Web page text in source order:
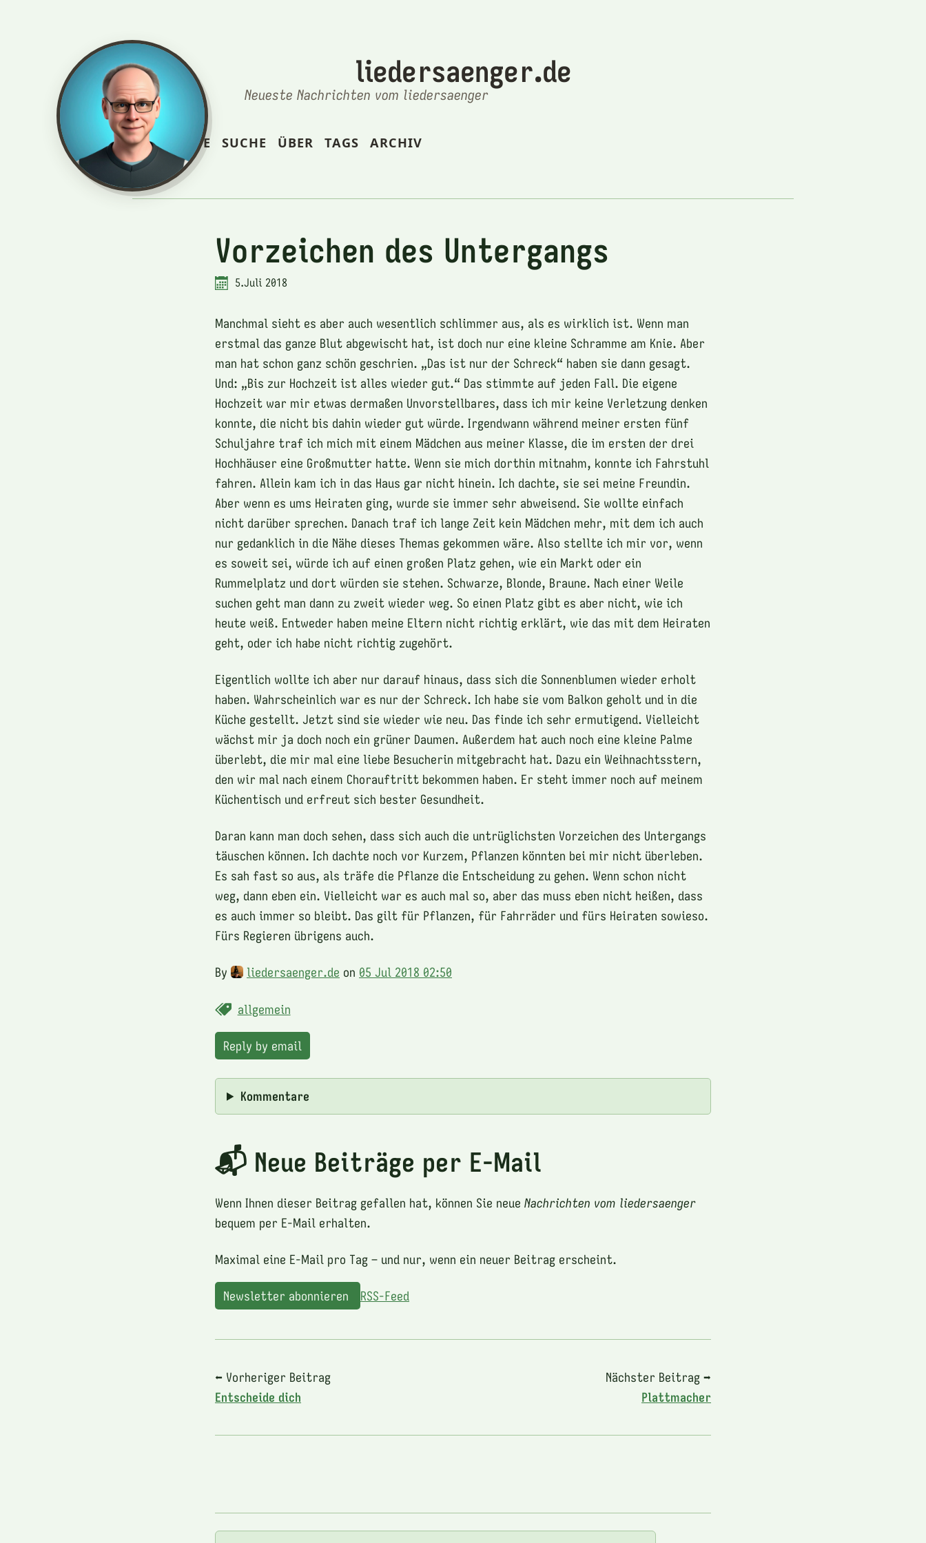
liedersaenger.de
Neueste Nachrichten vom liedersaenger
STARTSEITE SUCHE ÜBER TAGS ARCHIV
Vorzeichen des Untergangs
5.Juli 2018
Manchmal sieht es aber auch wesentlich schlimmer aus, als es wirklich ist. Wenn man
erstmal das ganze Blut abgewischt hat, ist doch nur eine kleine Schramme am Knie. Aber
man hat schon ganz schön geschrien. „Das ist nur der Schreck“ haben sie dann gesagt.
Und: „Bis zur Hochzeit ist alles wieder gut.“ Das stimmte auf jeden Fall. Die eigene
Hochzeit war mir etwas dermaßen Unvorstellbares, dass ich mir keine Verletzung denken
konnte, die nicht bis dahin wieder gut würde. Irgendwann während meiner ersten fünf
Schuljahre traf ich mich mit einem Mädchen aus meiner Klasse, die im ersten der drei
Hochhäuser eine Großmutter hatte. Wenn sie mich dorthin mitnahm, konnte ich Fahrstuhl
fahren. Allein kam ich in das Haus gar nicht hinein. Ich dachte, sie sei meine Freundin.
Aber wenn es ums Heiraten ging, wurde sie immer sehr abweisend. Sie wollte einfach
nicht darüber sprechen. Danach traf ich lange Zeit kein Mädchen mehr, mit dem ich auch
nur gedanklich in die Nähe dieses Themas gekommen wäre. Also stellte ich mir vor, wenn
es soweit sei, würde ich auf einen großen Platz gehen, wie ein Markt oder ein
Rummelplatz und dort würden sie stehen. Schwarze, Blonde, Braune. Nach einer Weile
suchen geht man dann zu zweit wieder weg. So einen Platz gibt es aber nicht, wie ich
heute weiß. Entweder haben meine Eltern nicht richtig erklärt, wie das mit dem Heiraten
geht, oder ich habe nicht richtig zugehört.
Eigentlich wollte ich aber nur darauf hinaus, dass sich die Sonnenblumen wieder erholt
haben. Wahrscheinlich war es nur der Schreck. Ich habe sie vom Balkon geholt und in die
Küche gestellt. Jetzt sind sie wieder wie neu. Das finde ich sehr ermutigend. Vielleicht
wächst mir ja doch noch ein grüner Daumen. Außerdem hat auch noch eine kleine Palme
überlebt, die mir mal eine liebe Besucherin mitgebracht hat. Dazu ein Weihnachtsstern,
den wir mal nach einem Chorauftritt bekommen haben. Er steht immer noch auf meinem
Küchentisch und erfreut sich bester Gesundheit.
Daran kann man doch sehen, dass sich auch die untrüglichsten Vorzeichen des Untergangs
täuschen können. Ich dachte noch vor Kurzem, Pflanzen könnten bei mir nicht überleben.
Es sah fast so aus, als träfe die Pflanze die Entscheidung zu gehen. Wenn schon nicht
weg, dann eben ein. Vielleicht war es auch mal so, aber das muss eben nicht heißen, dass
es auch immer so bleibt. Das gilt für Pflanzen, für Fahrräder und fürs Heiraten sowieso.
Fürs Regieren übrigens auch.
By liedersaenger.de on 05 Jul 2018 02:50
allgemein
Reply by email
Kommentare
📬 Neue Beiträge per E-Mail
Wenn Ihnen dieser Beitrag gefallen hat, können Sie neue Nachrichten vom liedersaenger
bequem per E-Mail erhalten.
Maximal eine E-Mail pro Tag – und nur, wenn ein neuer Beitrag erscheint.
Newsletter abonnieren RSS-Feed
⬅ Vorheriger Beitrag
Entscheide dich
Nächster Beitrag ➡
Plattmacher